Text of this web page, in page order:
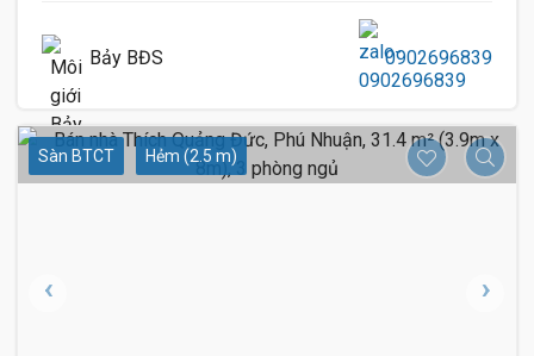
Bảy BĐS 0902696839
Sàn BTCT Hẻm (2.5 m)